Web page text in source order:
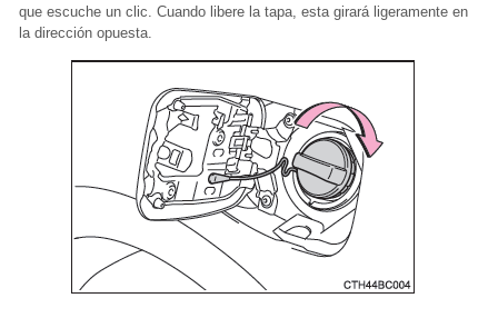
que escuche un clic. Cuando libere la tapa, esta girará ligeramente en
la dirección opuesta.